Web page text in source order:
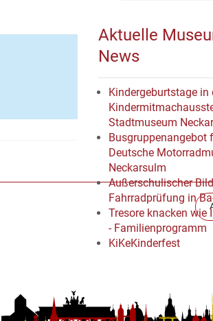
Aktuelle
News
Kindergeburtstage in
Stadtmuseum
Busgruppenangebot
Deutsche
Neckarsulm
Außerschulischer
Fahrradprüfung in
Tresore knacken wie
- Familienprogramm
KiKeKinderfest